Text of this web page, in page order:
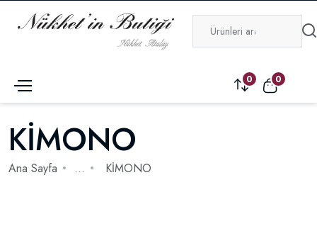
0 0
KİMONO
Ana Sayfa ... KİMONO